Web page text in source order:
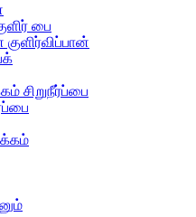
பை
சிறுநீர்ப்பை